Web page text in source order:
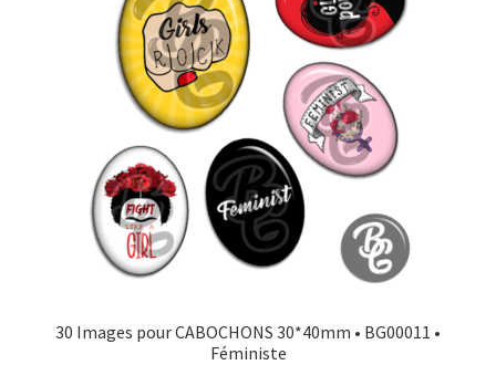
30 Images pour CABOCHONS 30*40mm • BG00011 •
Féministe